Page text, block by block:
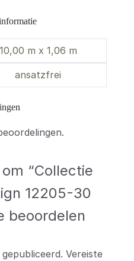
10,00 m x 1,06 m
ansatzfrei
“Collectie
12205-30
beoordelen
Vereiste